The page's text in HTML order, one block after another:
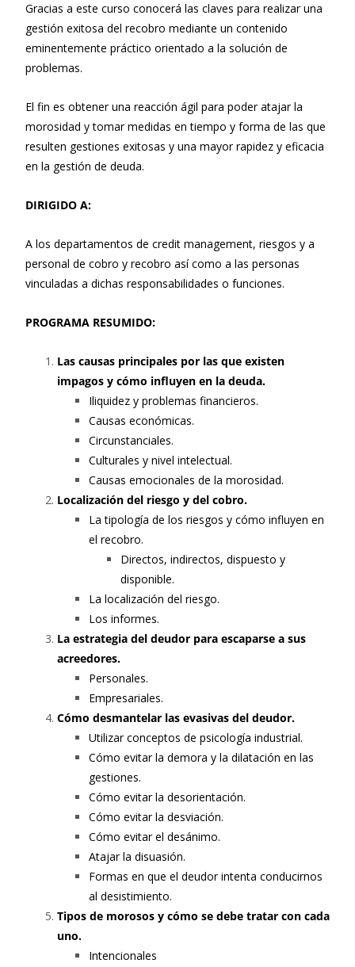
Gracias a este curso conocerá las claves para realizar una
gestión exitosa del recobro mediante un contenido
eminentemente práctico orientado a la solución de
problemas.
El fin es obtener una reacción ágil para poder atajar la
morosidad y tomar medidas en tiempo y forma de las que
resulten gestiones exitosas y una mayor rapidez y eficacia
en la gestión de deuda.
DIRIGIDO A:
A los departamentos de credit management, riesgos y a
personal de cobro y recobro así como a las personas
vinculadas a dichas responsabilidades o funciones.
PROGRAMA RESUMIDO:
Las causas principales por las que existen
impagos y cómo influyen en la deuda.
Iliquidez y problemas financieros.
Causas económicas.
Circunstanciales.
Culturales y nivel intelectual.
Causas emocionales de la morosidad.
Localización del riesgo y del cobro.
La tipología de los riesgos y cómo influyen en
el recobro.
Directos, indirectos, dispuesto y
disponible.
La localización del riesgo.
Los informes.
La estrategia del deudor para escaparse a sus
acreedores.
Personales.
Empresariales.
Cómo desmantelar las evasivas del deudor.
Utilizar conceptos de psicología industrial.
Cómo evitar la demora y la dilatación en las
gestiones.
Cómo evitar la desorientación.
Cómo evitar la desviación.
Cómo evitar el desánimo.
Atajar la disuasión.
Formas en que el deudor intenta conducirnos
al desistimiento.
Tipos de morosos y cómo se debe tratar con cada
uno.
Intencionales